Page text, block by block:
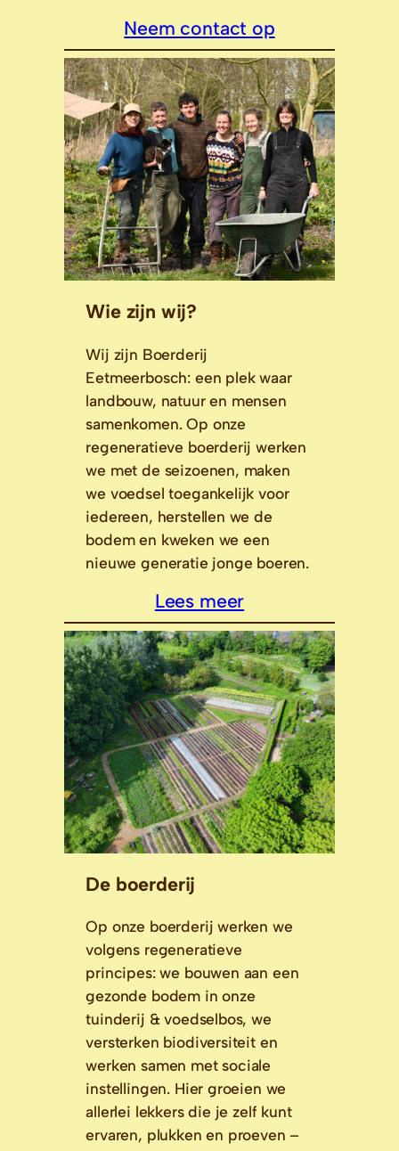
Neem contact op
Wie zijn wij?
Wij zijn Boerderij
Eetmeerbosch: een plek waar
landbouw, natuur en mensen
samenkomen. Op onze
regeneratieve boerderij werken
we met de seizoenen, maken
we voedsel toegankelijk voor
iedereen, herstellen we de
bodem en kweken we een
nieuwe generatie jonge boeren.
Lees meer
De boerderij
Op onze boerderij werken we
volgens regeneratieve
principes: we bouwen aan een
gezonde bodem in onze
tuinderij & voedselbos, we
versterken biodiversiteit en
werken samen met sociale
instellingen. Hier groeien we
allerlei lekkers die je zelf kunt
ervaren, plukken en proeven –